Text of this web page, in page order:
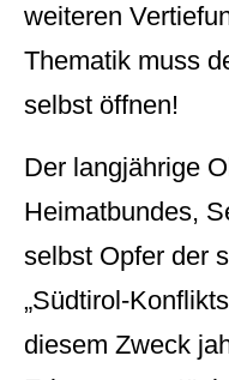
weiteren
Thematik muss
selbst öffnen!
Der langjährige
Heimatbundes,
selbst Opfer der
„Südtirol-
diesem Zweck